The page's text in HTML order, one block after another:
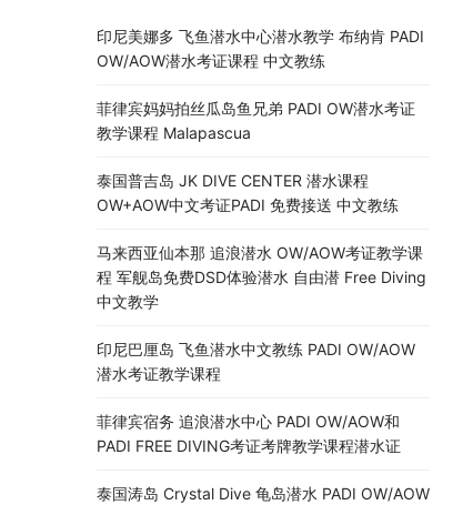
印尼美娜多 飞鱼潜水中心潜水教学 布纳肯 PADI
OW/AOW潜水考证课程 中文教练
菲律宾妈妈拍丝瓜岛鱼兄弟 PADI OW潜水考证
教学课程 Malapascua
泰国普吉岛 JK DIVE CENTER 潜水课程
OW+AOW中文考证PADI 免费接送 中文教练
马来西亚仙本那 追浪潜水 OW/AOW考证教学课
程 军舰岛免费DSD体验潜水 自由潜 Free Diving
中文教学
印尼巴厘岛 飞鱼潜水中文教练 PADI OW/AOW
潜水考证教学课程
菲律宾宿务 追浪潜水中心 PADI OW/AOW和
PADI FREE DIVING考证考牌教学课程潜水证
泰国涛岛 Crystal Dive 龟岛潜水 PADI OW/AOW